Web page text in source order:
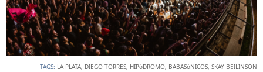
TAGS: LA PLATA, DIEGO TORRES, HIPóDROMO, BABASóNICOS, SKAY BEILINSON